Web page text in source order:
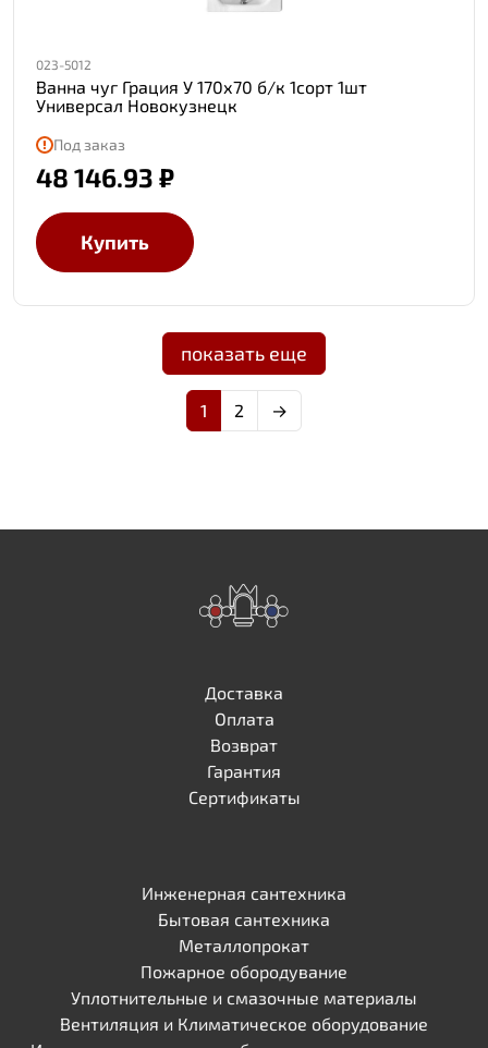
023-5012
Ванна чуг Грация У 170х70 б/к 1сорт 1шт
Универсал Новокузнецк
Под заказ
48 146.93 ₽
Купить
показать еще
1 2 →
Доставка
Оплата
Возврат
Гарантия
Сертификаты
Инженерная сантехника
Бытовая сантехника
Металлопрокат
Пожарное обородувание
Уплотнительные и смазочные материалы
Вентиляция и Климатическое оборудование